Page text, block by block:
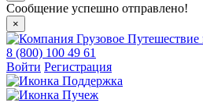
Сообщение успешно отправлено!
×
8 (800) 100 49 61
Войти Регистрация
Поддержка
Пучеж